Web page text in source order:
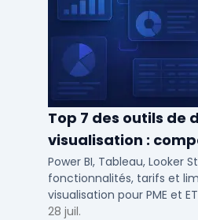
Top 7 des outils de
visualisation :
Studio, Tableau vs
autres
Power BI, Tableau, Looker
fonctionnalités, tarifs et
visualisation pour PME et
selon votre SI et vos cas
28 juil.